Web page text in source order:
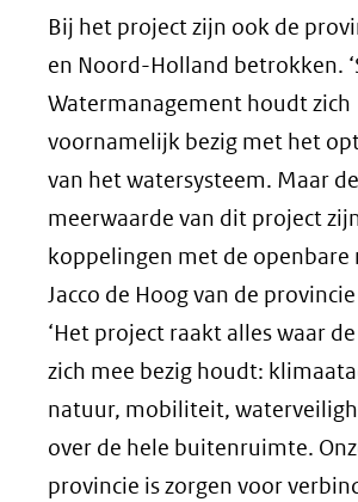
Bij het project zijn ook de
en Noord-Holland betrokken.
Watermanagement houdt zich
voornamelijk bezig met het
van het watersysteem. Maar de
meerwaarde van dit project
koppelingen met de openbare
Jacco de Hoog van de
‘Het project raakt alles waar
zich mee bezig houdt:
natuur, mobiliteit,
over de hele buitenruimte.
provincie is zorgen voor